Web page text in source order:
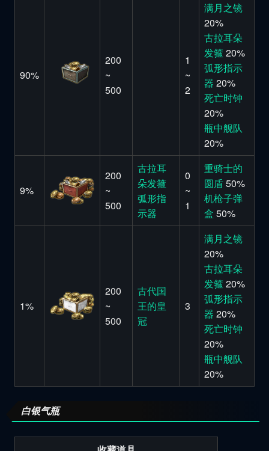
90%
200
~
500
1
~
2
满月之镜
20%
古拉耳朵
发箍 20%
弧形指示
器 20%
死亡时钟
20%
瓶中舰队
20%
9%
200
~
500
古拉耳
朵发箍
弧形指
示器
0
~
1
重骑士的
圆盾50%
机枪子弹
盒 50%
1%
200
~
500
古代国
王的皇
冠
3
满月之镜
20%
古拉耳朵
发箍 20%
弧形指示
器 20%
死亡时钟
20%
瓶中舰队
20%
白银气瓶